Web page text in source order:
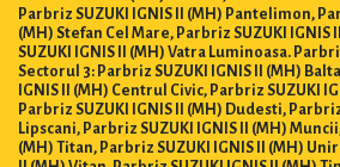
Parbriz SUZUKI IGNIS II (MH) Pantelimon,
(MH) Stefan Cel Mare, Parbriz SUZUKI IGNIS
SUZUKI IGNIS II (MH) Vatra Luminoasa.
Sectorul 3: Parbriz SUZUKI IGNIS II (MH)
IGNIS II (MH) Centrul Civic, Parbriz SUZUKI
Parbriz SUZUKI IGNIS II (MH) Dudesti,
Lipscani, Parbriz SUZUKI IGNIS II (MH)
(MH) Titan, Parbriz SUZUKI IGNIS II (MH)